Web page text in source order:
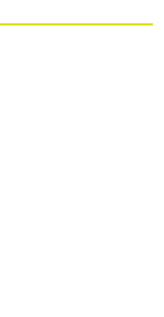
o
impostas
Substâncias
possível o